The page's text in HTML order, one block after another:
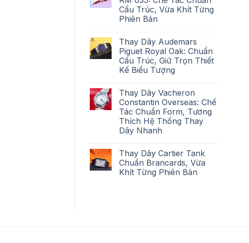
Cấu Trúc, Vừa Khít Từng
Phiên Bản
Thay Dây Audemars
Piguet Royal Oak: Chuẩn
Cấu Trúc, Giữ Trọn Thiết
Kế Biểu Tượng
Thay Dây Vacheron
Constantin Overseas: Chế
Tác Chuẩn Form, Tương
Thích Hệ Thống Thay
Dây Nhanh
Thay Dây Cartier Tank
Chuẩn Brancards, Vừa
Khít Từng Phiên Bản